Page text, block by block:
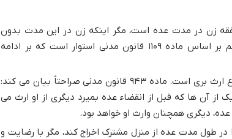
زن در مدت عده است، مگر اینکه زن در این مدت بدون
بر اساس ماده ۱۱۰۹ قانون مدنی
استوار است که بر ادامه
ارث بری است. ماده ۹۴۳ قانون مدنی
صراحتاً بیان می کند:
از آن ها که قبل از انقضاء عده بمیرد دیگری از او ارث می
دیگری همچنان وارث او خواهد بود.
در طول مدت عده از منزل مشترک اخراج کند، مگر با رضایت و